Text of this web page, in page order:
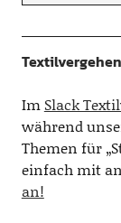
Im Slack
während
Themen für
einfach mit
an!